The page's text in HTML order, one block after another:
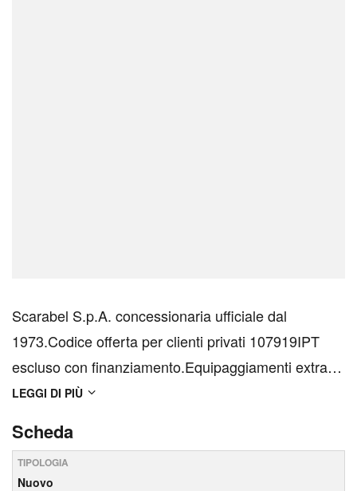
Scarabel S.p.A. concessionaria ufficiale dal
1973.Codice offerta per clienti privati 107919IPT
escluso con finanziamento.Equipaggiamenti extra-
serie presenti:PK5 Assistente per il parcheggio
Performance 36/2 PXY Fanali posteriori a LED con
ind...
LEGGI DI PIÙ
Scheda
TIPOLOGIA
Nuovo